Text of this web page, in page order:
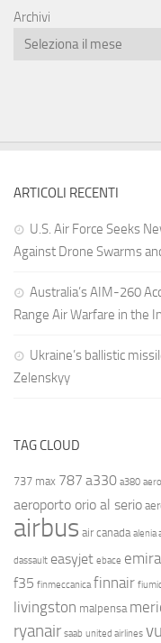
Archivi
ARTICOLI RECENTI
U.S. Air Force Seeks
Against Drone Swarms
Australia’s AIM-260
Range Air Warfare in the
Ukraine’s ballistic
Zelenskyy
TAG CLOUD
737 max 787 a330 a380
aeroporto orio al serio
airbus air canada alenia
dassault easyjet ebace
f35 finmeccanica finnair
livingston malpensa
ryanair saab united airlines